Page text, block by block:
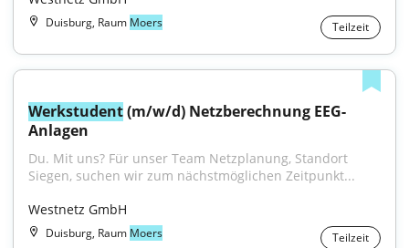
Duisburg, Raum Moers Teilzeit
Werkstudent (m/w/d) Netzberechnung EEG-
Anlagen
Du. Mit uns? Für unser Team Netzplanung, Standort
Siegen, suchen wir zum nächstmöglichen Zeitpunkt...
Westnetz GmbH
Duisburg, Raum Moers Teilzeit